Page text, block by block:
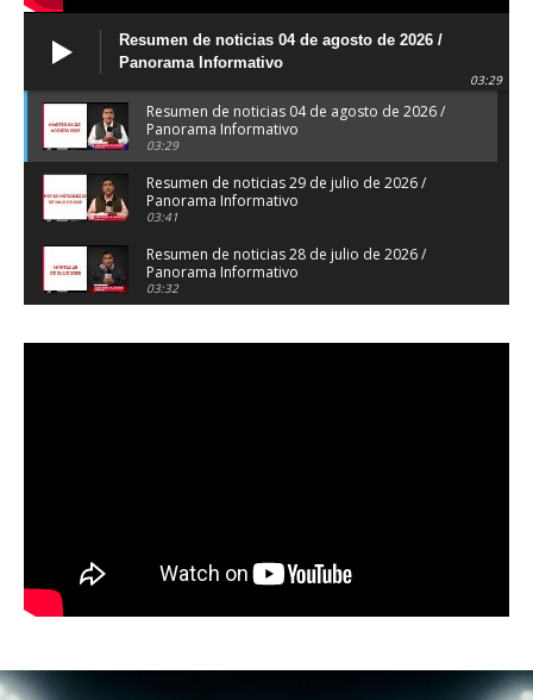
Resumen de noticias 04 de agosto de 2026 /
Panorama Informativo
03:29
Resumen de noticias 04 de agosto de 2026 /
Panorama Informativo
03:29
Resumen de noticias 29 de julio de 2026 /
Panorama Informativo
03:41
Resumen de noticias 28 de julio de 2026 /
Panorama Informativo
03:32
Panorama Informativo